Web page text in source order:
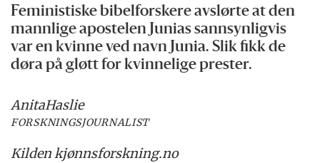
Feministiske bibelforskere avslørte at den
mannlige apostelen Junias sannsynligvis
var en kvinne ved navn Junia. Slik fikk de
døra på gløtt for kvinnelige prester.
AnitaHaslie
FORSKNINGSJOURNALIST
Kilden kjønnsforskning.no